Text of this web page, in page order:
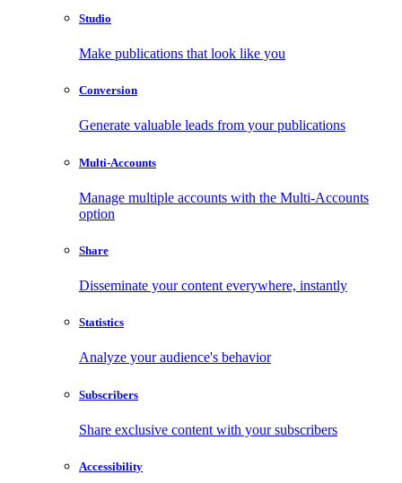
Studio
Make publications that look like you
Conversion
Generate valuable leads from your publications
Multi-Accounts
Manage multiple accounts with the Multi-Accounts
option
Share
Disseminate your content everywhere, instantly
Statistics
Analyze your audience's behavior
Subscribers
Share exclusive content with your subscribers
Accessibility